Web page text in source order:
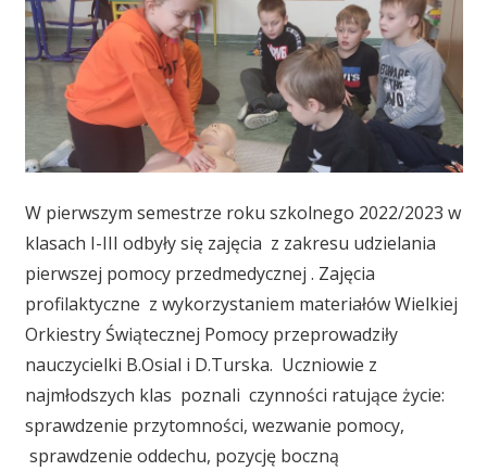
W pierwszym semestrze roku szkolnego 2022/2023 w
klasach I-III odbyły się zajęcia z zakresu udzielania
pierwszej pomocy przedmedycznej . Zajęcia
profilaktyczne z wykorzystaniem materiałów Wielkiej
Orkiestry Świątecznej Pomocy przeprowadziły
nauczycielki B.Osial i D.Turska. Uczniowie z
najmłodszych klas poznali czynności ratujące życie:
sprawdzenie przytomności, wezwanie pomocy,
sprawdzenie oddechu, pozycję boczną